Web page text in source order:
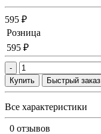
595 ₽
Розница
595 ₽
-
Купить
Быстрый заказ
Все характеристики
0 отзывов